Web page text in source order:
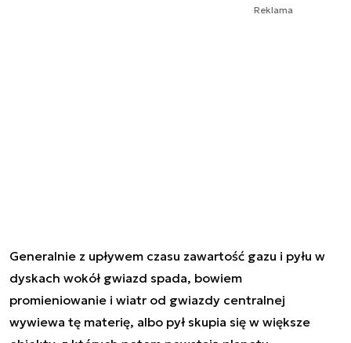
Reklama
Generalnie z upływem czasu zawartość gazu i pyłu w
dyskach wokół gwiazd spada, bowiem
promieniowanie i wiatr od gwiazdy centralnej
wywiewa tę materię, albo pył skupia się w większe